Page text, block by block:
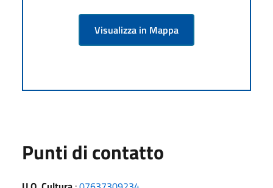
Visualizza in Mappa
Punti di contatto